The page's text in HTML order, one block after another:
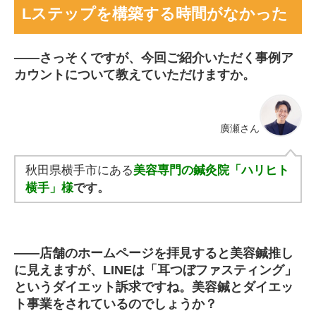
Lステップを構築する時間がなかった
――さっそくですが、今回ご紹介いただく事例ア
カウントについて教えていただけますか。
廣瀬さん
秋田県横手市にある美容専門の鍼灸院「ハリヒト
横手」様です。
――店舗のホームページを拝見すると美容鍼推し
に見えますが、LINEは「耳つぼファスティング」
というダイエット訴求ですね。美容鍼とダイエッ
ト事業をされているのでしょうか？